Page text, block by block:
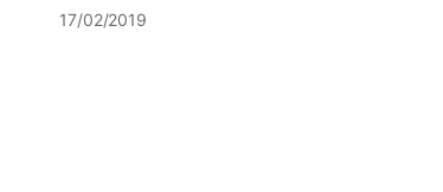
17/02/2019